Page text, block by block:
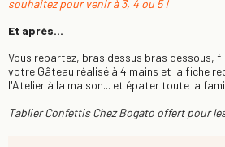
souhaitez pour venir à 3, 4 ou 5 !
Et après...
Vous repartez, bras dessus bras dessous,
votre Gâteau réalisé à 4 mains et la fiche
l'Atelier à la maison... et épater toute la
Tablier Confettis Chez Bogato offert pour